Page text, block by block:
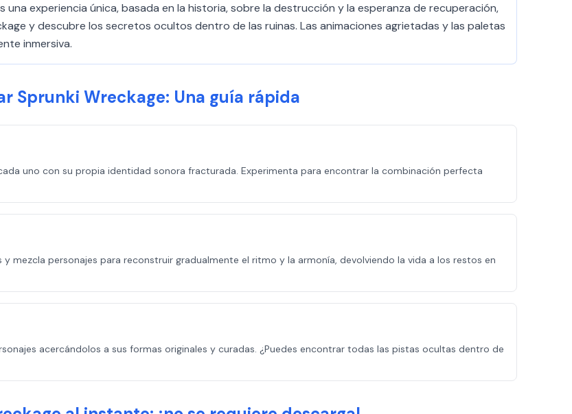
experiencia única, basada en la historia, sobre la destrucción y la esperanza de recuperación,
y descubre los secretos ocultos dentro de las ruinas. Las animaciones agrietadas y las paletas
inmersiva.
Sprunki Wreckage: Una guía rápida
uno con su propia identidad sonora fracturada. Experimenta para encontrar la combinación perfecta
mezcla personajes para reconstruir gradualmente el ritmo y la armonía, devolviendo la vida a los restos en
acercándolos a sus formas originales y curadas. ¿Puedes encontrar todas las pistas ocultas dentro de